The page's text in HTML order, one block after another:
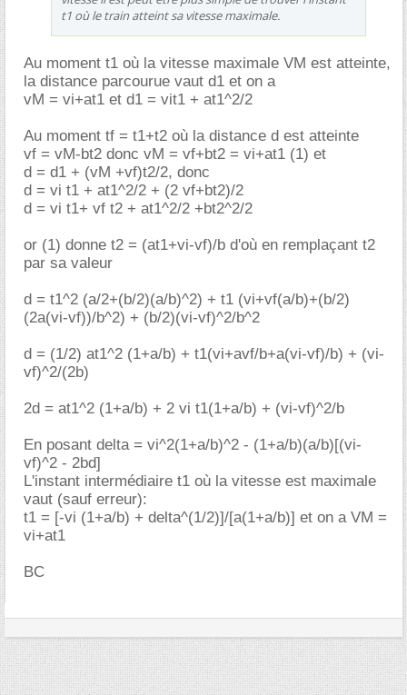
t1 où le train atteint sa vitesse maximale.
Au moment t1 où la vitesse maximale VM est atteinte,
la distance parcourue vaut d1 et on a
vM = vi+at1 et d1 = vit1 + at1^2/2
Au moment tf = t1+t2 où la distance d est atteinte
vf = vM-bt2 donc vM = vf+bt2 = vi+at1 (1) et
d = d1 + (vM +vf)t2/2, donc
d = vi t1 + at1^2/2 + (2 vf+bt2)/2
d = vi t1+ vf t2 + at1^2/2 +bt2^2/2
or (1) donne t2 = (at1+vi-vf)/b d'où en remplaçant t2
par sa valeur
d = t1^2 (a/2+(b/2)(a/b)^2) + t1 (vi+vf(a/b)+(b/2)
(2a(vi-vf))/b^2) + (b/2)(vi-vf)^2/b^2
d = (1/2) at1^2 (1+a/b) + t1(vi+avf/b+a(vi-vf)/b) + (vi-
vf)^2/(2b)
2d = at1^2 (1+a/b) + 2 vi t1(1+a/b) + (vi-vf)^2/b
En posant delta = vi^2(1+a/b)^2 - (1+a/b)(a/b)[(vi-
vf)^2 - 2bd]
L'instant intermédiaire t1 où la vitesse est maximale
vaut (sauf erreur):
t1 = [-vi (1+a/b) + delta^(1/2)]/[a(1+a/b)] et on a VM =
vi+at1
BC